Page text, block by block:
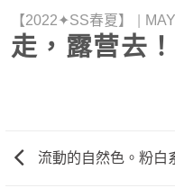
【2022✦SS春夏】
走，露营去
流動的自然色。粉白